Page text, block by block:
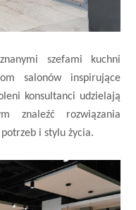
szefami kuchni
salonów inspirujące
konsultanci udzielają
znaleźć rozwiązania
i stylu życia.